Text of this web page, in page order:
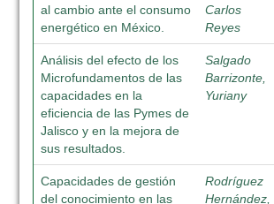
al cambio ante el consumo
energético en México.
Carlos
Reyes
Análisis del efecto de los
Microfundamentos de las
capacidades en la
eficiencia de las Pymes de
Jalisco y en la mejora de
sus resultados.
Salgado
Barrizonte,
Yuriany
Capacidades de gestión
del conocimiento en las
Rodríguez
Hernández,